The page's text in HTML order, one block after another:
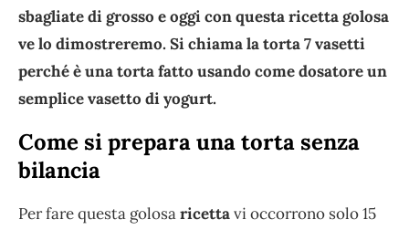
sbagliate di grosso e oggi con questa ricetta golosa
ve lo dimostreremo. Si chiama la torta 7 vasetti
perché è una torta fatto usando come dosatore un
semplice vasetto di yogurt.
Come si prepara una torta senza
bilancia
Per fare questa golosaricettavi occorrono solo 15